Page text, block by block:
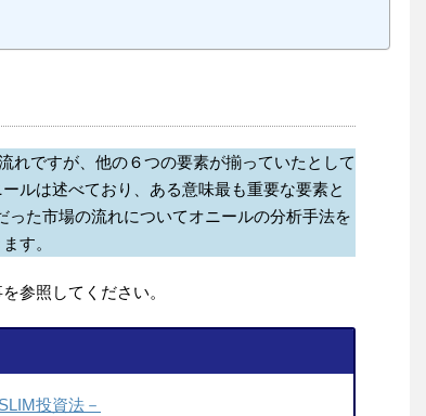
れですが、他の６つの要素が揃っていたとして
ルは述べており、ある意味最も重要な要素と
た市場の流れについてオニールの分析手法を
す。
参照してください。
投資法－